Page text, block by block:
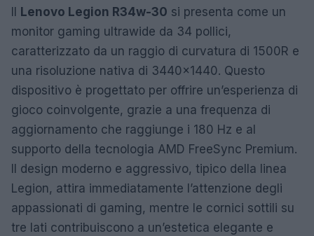
Lenovo Legion R34w-30 si presenta come un
monitor gaming ultrawide da 34 pollici,
caratterizzato da un raggio di curvatura di 1500R e
una risoluzione nativa di 3440×1440. Questo
dispositivo è progettato per offrire un’esperienza di
gioco coinvolgente, grazie a una frequenza di
aggiornamento che raggiunge i 180 Hz e al
supporto della tecnologia AMD FreeSync Premium.
Il design moderno e aggressivo, tipico della linea
Legion, attira immediatamente l’attenzione degli
appassionati di gaming, mentre le cornici sottili su
tre lati contribuiscono a un’estetica elegante e